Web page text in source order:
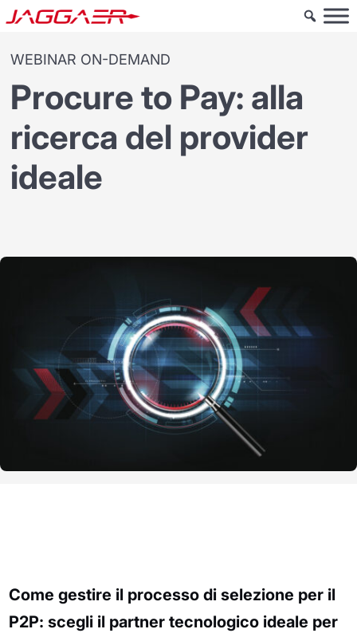
WEBINAR ON-DEMAND
Procure to Pay: alla
ricerca del provider
ideale
Come gestire il processo di selezione per il
P2P: scegli il partner tecnologico ideale per